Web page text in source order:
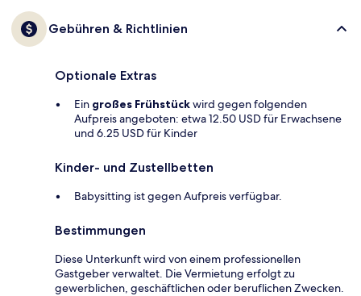
Gebühren & Richtlinien
Optionale Extras
Ein großes Frühstückwird gegen folgenden
Aufpreis angeboten: etwa 12.50 USD für Erwachsene
und 6.25 USD für Kinder
Kinder- und Zustellbetten
Babysitting ist gegen Aufpreis verfügbar.
Bestimmungen
Diese Unterkunft wird von einem professionellen
Gastgeber verwaltet. Die Vermietung erfolgt zu
gewerblichen, geschäftlichen oder beruflichen Zwecken.